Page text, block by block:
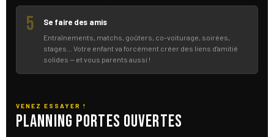
5 Se faire des amis
Entraînements, matchs, goûters, co-voiturage, soirées,
stages... Votre enfant va forcément créer des liens d'amitié
solides — et vous parents aussi !
VENEZ ESSAYER !
Planning Portes Ouvertes